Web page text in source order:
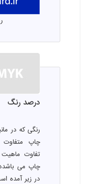
درصد رنگ
رنگی که در
چاپ
تفاوت ماهیت
چاپ می
در زیر آمده